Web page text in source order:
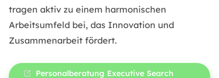
tragen aktiv zu einem harmonischen
Arbeitsumfeld bei, das Innovation und
Zusammenarbeit fördert.
Personalberatung Executive Search